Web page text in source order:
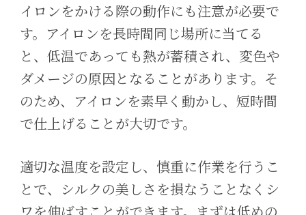
イロンをかける際の動作にも注意が必要で
す。アイロンを長時間同じ場所に当てる
と、低温であっても熱が蓄積され、変色や
ダメージの原因となることがあります。そ
のため、アイロンを素早く動かし、短時間
で仕上げることが大切です。
適切な温度を設定し、慎重に作業を行うこ
とで、シルクの美しさを損なうことなくシ